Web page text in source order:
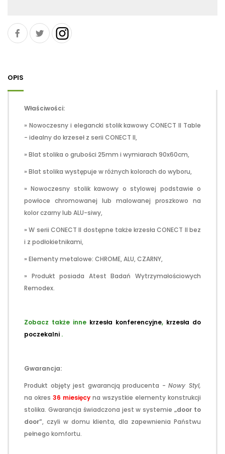
OPIS
Właściwości:
» Nowoczesny i elegancki stolik kawowy CONECT II Table
- idealny do krzeseł z serii CONECT II,
» Blat stolika o grubości 25mm i wymiarach 90x60cm,
» Blat stolika występuje w różnych kolorach do wyboru,
» Nowoczesny stolik kawowy o stylowej podstawie o
powłoce chromowanej lub malowanej proszkowo na
kolor czarny lub ALU-siwy,
» W serii CONECT II dostępne także krzesła CONECT II bez
i z podłokietnikami,
» Elementy metalowe: CHROME, ALU, CZARNY,
» Produkt posiada Atest Badań Wytrzymałościowych
Remodex.
Zobacz także inne krzesła konferencyjne, krzesła do
poczekalni .
Gwarancja:
Produkt objęty jest gwarancją producenta -Nowy Styl,
na okres 36 miesięcy na wszystkie elementy konstrukcji
stolika. Gwarancja świadczona jest w systemie „door to
door”, czyli w domu klienta, dla zapewnienia Państwu
pełnego komfortu.